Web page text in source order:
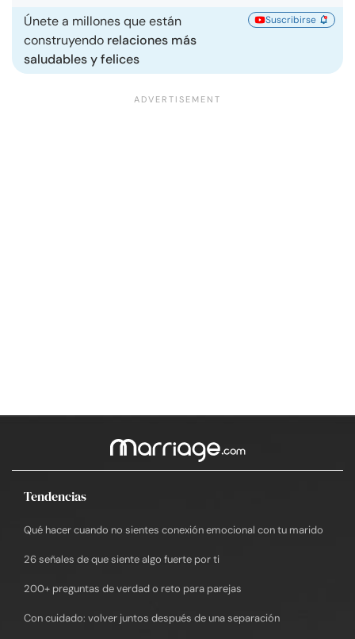
Únete a millones que están
construyendo relaciones más
saludables y felices
Suscribirse
Tendencias
Qué hacer cuando no sientes conexión emocional con tu marido
26 señales de que siente algo fuerte por ti
200+ preguntas de verdad o reto para parejas
Con cuidado: volver juntos después de una separación